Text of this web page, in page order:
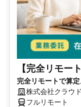
【完全リモー
完全リモートで算
完全リモート｜在
株式会社クラウ
フルリモート